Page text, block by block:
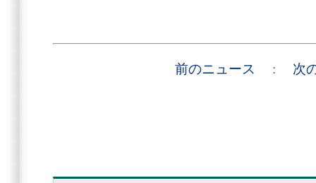
前のニュース : 次